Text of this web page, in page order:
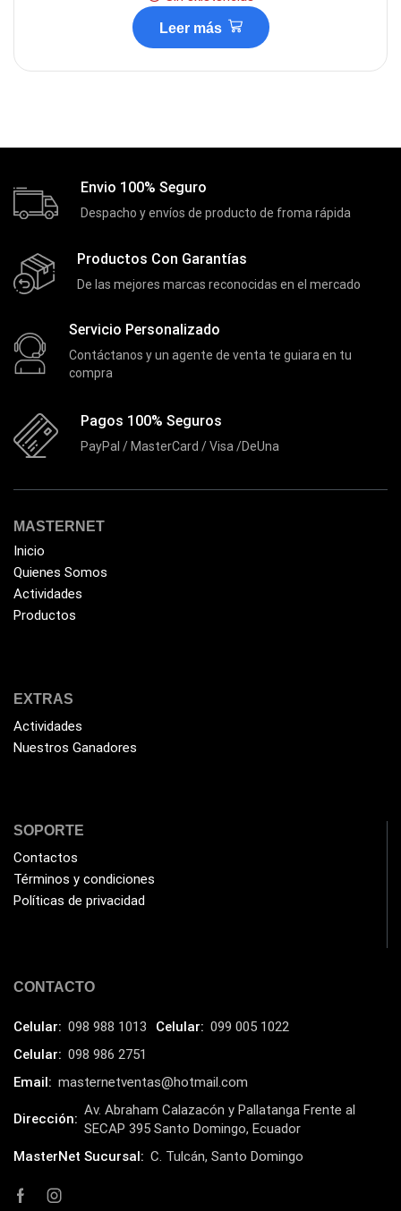
Leer más
Envio 100% Seguro
Despacho y envíos de producto de froma rápida
Productos Con Garantías
De las mejores marcas reconocidas en el mercado
Servicio Personalizado
Contáctanos y un agente de venta te guiara en tu
compra
Pagos 100% Seguros
PayPal / MasterCard / Visa /DeUna
MASTERNET
Inicio
Quienes Somos
Actividades
Productos
EXTRAS
Actividades
Nuestros Ganadores
SOPORTE
Contactos
Términos y condiciones
Políticas de privacidad
CONTACTO
Celular: 098 988 1013 Celular: 099 005 1022
Celular: 098 986 2751
Email: masternetventas@hotmail.com
Dirección:
Av. Abraham Calazacón y Pallatanga Frente al
SECAP 395 Santo Domingo, Ecuador
MasterNet Sucursal: C. Tulcán, Santo Domingo